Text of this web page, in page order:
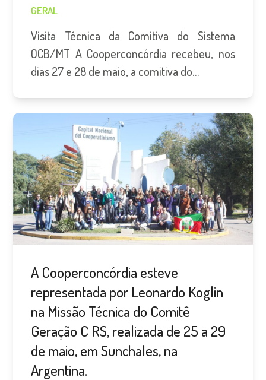
GERAL
Visita Técnica da Comitiva do Sistema
OCB/MT A Cooperconcórdia recebeu, nos
dias 27 e 28 de maio, a comitiva do…
A Cooperconcórdia esteve
representada por Leonardo Koglin
na Missão Técnica do Comitê
Geração C RS, realizada de 25 a 29
de maio, em Sunchales, na
Argentina.